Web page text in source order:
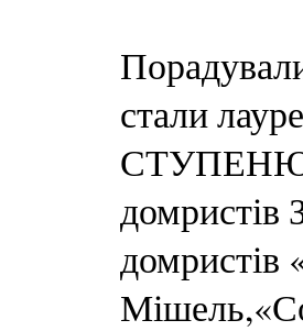
стали
СТУПЕНЮ -
домристів
домристів